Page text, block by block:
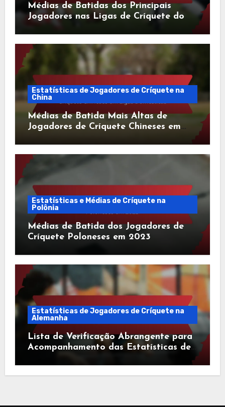
Médias de Batidas dos Principais
Jogadores nas Ligas de Críquete do
Vietnã
Estatísticas de Jogadores de Críquete na
China
Médias de Batida Mais Altas de
Jogadores de Críquete Chineses em
Estatísticas e Médias de Críquete na
Polônia
Médias de Batida dos Jogadores de
Críquete Poloneses em 2023
Estatísticas de Jogadores de Críquete na
Alemanha
Lista de Verificação Abrangente para
Acompanhamento das Estatísticas de